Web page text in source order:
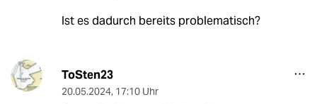
Ist es dadurch bereits problematisch?
ToSten23
20.05.2024, 17:10 Uhr